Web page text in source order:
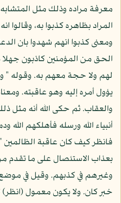
معرفة مراده وذلك مثل
المراد بظاهره كذبوا به، وقالوا
ومعنى كذبوا انهم شهدوا بان
الحق من المؤمنين كاذبون
لهم ولا حجة معهم به. وقوله "
يؤول أمره إليه وهو عاقبته.
والعقاب. ثم حكى الله أنه مثل
أنبياء الله ورسله فأهلكهم الله
فانظر كيف كان عاقبة الظالمين
بعذاب الاستئصال على ما
وغيرهم في كذبهم. وقيل في
خبر كان. ولا يكون معمول (انظر)